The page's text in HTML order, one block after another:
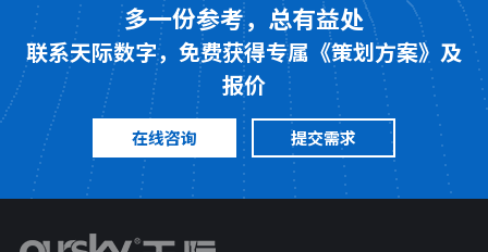
多一份参考，总有益处
联系天际数字，免费获得专属《策划方案》及
报价
在线咨询 提交需求